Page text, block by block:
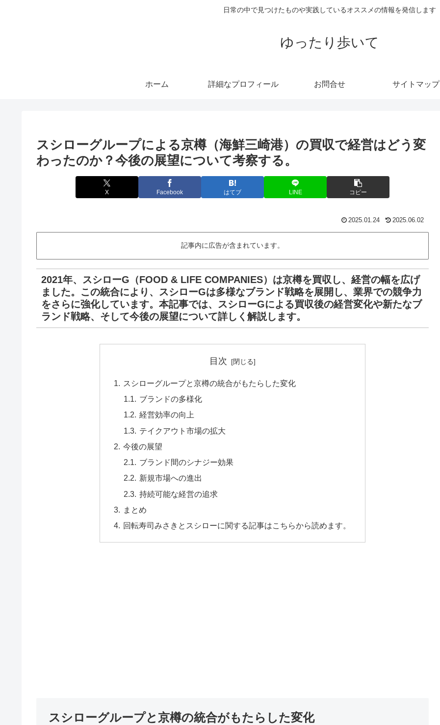
日常の中で見つけたものや実践しているオススメの情報を発信します
ゆったり歩いて
ホーム 詳細なプロフィール お問合せ サイトマップ
スシローグループによる京樽（海鮮三崎港）の買収で経営はどう変
わったのか？今後の展望について考察する。
X Facebook はてブ LINE コピー
2025.01.24 2025.06.02
記事内に広告が含まれています。
2021年、スシローG（FOOD & LIFE COMPANIES）は京樽を買収し、経営の幅を広げ
ました。この統合により、スシローGは多様なブランド戦略を展開し、業界での競争力
をさらに強化しています。本記事では、スシローGによる買収後の経営変化や新たなブ
ランド戦略、そして今後の展望について詳しく解説します。
目次
スシローグループと京樽の統合がもたらした変化
ブランドの多様化
経営効率の向上
テイクアウト市場の拡大
今後の展望
ブランド間のシナジー効果
新規市場への進出
持続可能な経営の追求
まとめ
回転寿司みさきとスシローに関する記事はこちらから読めます。
スシローグループと京樽の統合がもたらした変化